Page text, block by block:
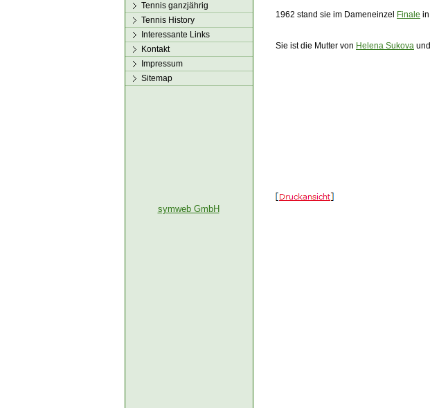
1962 stand sie im Dameneinzel Finale in
Sie ist die Mutter von Helena Sukova und
Tennis ganzjährig
Tennis History
Interessante Links
Kontakt
Impressum
Sitemap
symweb GmbH